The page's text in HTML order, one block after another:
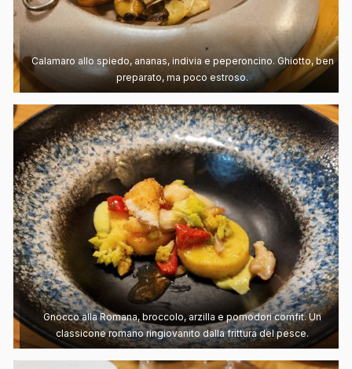
Calamaro allo spiedo, ananas, indivia e peperoncino. Ghiotto, ben
preparato, ma poco estroso.
Gnocco alla Romana, broccolo, arzilla e pomodori comfit. Un
classicone romano ringiovanito dalla frittura del pesce.